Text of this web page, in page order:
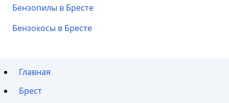
Бензопилы в Бресте
Бензокосы в Бресте
Главная
Брест